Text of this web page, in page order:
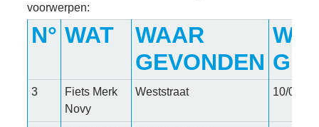
voorwerpen:
N° WAT
WAAR
GEVONDEN
3
Fiets Merk
Novy
Weststraat 10/06/